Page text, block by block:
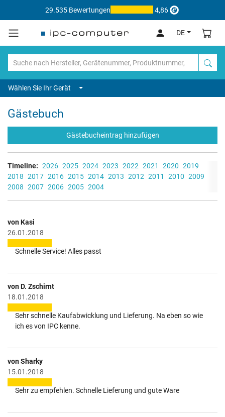
29.535 Bewertungen 4,86
DE
Wählen Sie Ihr Gerät
Gästebuch
Gästebucheintrag hinzufügen
Timeline: 2026 2025 2024 2023 2022 2021 2020 2019
2018 2017 2016 2015 2014 2013 2012 2011 2010 2009
2008 2007 2006 2005 2004
von Kasi
26.01.2018
Schnelle Service! Alles passt
von D. Zschirnt
18.01.2018
Sehr schnelle Kaufabwicklung und Lieferung. Na eben so wie
ich es von IPC kenne.
von Sharky
15.01.2018
Sehr zu empfehlen. Schnelle Lieferung und gute Ware